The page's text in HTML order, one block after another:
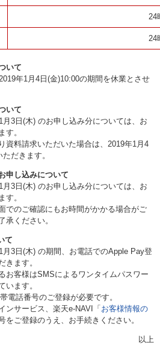
24
24
いて
年1月4日(金)10:00の期間を休業とさせ
いて
3日(木) のお申し込み分については、お
す。
資料請求いただいた場合は、2019年1月4
だきます。
申し込みについて
3日(木) のお申し込み分については、お
す。
でのご確認にもお時間がかかる場合がご
承ください。
て
月3日(木) の期間、お電話でのApple Pay登
きます。
お客様はSMSによるワンタイムパスワー
います。
電話番号のご登録が必要です。
ンサービス、楽天e-NAVI「 お客様情報の
をご登録のうえ、お手続きください。
以上